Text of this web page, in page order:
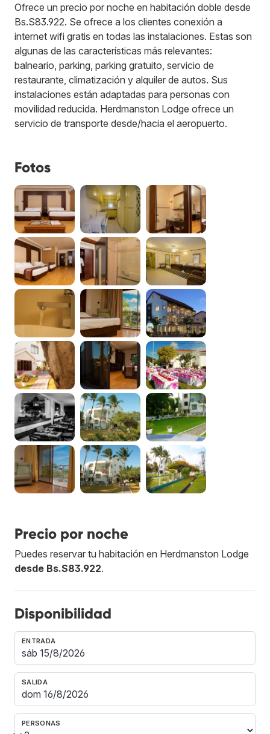
Ofrece un precio por noche en habitación doble desde
Bs.S83.922. Se ofrece a los clientes conexión a
internet wifi gratis en todas las instalaciones. Estas son
algunas de las características más relevantes:
balneario, parking, parking gratuito, servicio de
restaurante, climatización y alquiler de autos. Sus
instalaciones están adaptadas para personas con
movilidad reducida. Herdmanston Lodge ofrece un
servicio de transporte desde/hacia el aeropuerto.
Fotos
Precio por noche
Puedes reservar tu habitación en Herdmanston Lodge
desde Bs.S83.922.
Disponibilidad
ENTRADA
SALIDA
PERSONAS